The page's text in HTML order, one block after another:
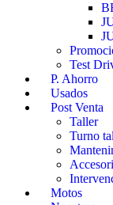
Test
P. Ahorro
Usados
Post Venta
Taller
Turno
Motos